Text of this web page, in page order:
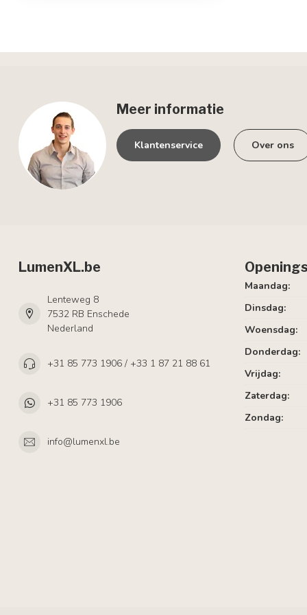
Meer informatie
Klantenservice Over ons
LumenXL.be
Lenteweg 8
7532 RB Enschede
Nederland
+31 85 773 1906 / +33 1 87 21 88 61
+31 85 773 1906
info@lumenxl.be
Maandag:
Dinsdag:
Woensdag:
Donderdag:
Vrijdag:
Zaterdag:
Zondag: